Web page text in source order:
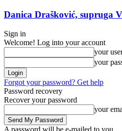
Danica Drašković, supruga
Sign in
Welcome! Log into your account
your
your
Forgot your password? Get help
Password recovery
Recover your password
your
A password will be e-mailed to you.